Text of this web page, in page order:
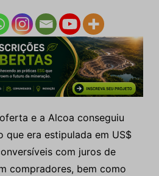
e a Alcoa conseguiu
que era estipulada em US$
com juros de
compradores, bem como